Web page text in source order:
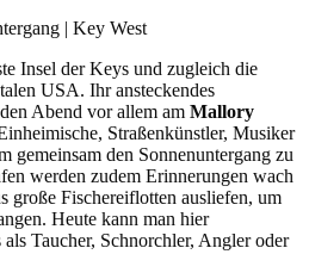
| Key West
Insel der Keys und zugleich die
USA. Ihr ansteckendes
Abend vor allem am Mallory
Straßenkünstler, Musiker
gemeinsam den Sonnenuntergang zu
werden zudem Erinnerungen wach
große Fischereiflotten ausliefen, um
Heute kann man hier
Taucher, Schnorchler, Angler oder